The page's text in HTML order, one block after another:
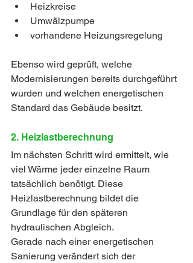
Heizkreise
Umwälzpumpe
vorhandene Heizungsregelung
Ebenso wird geprüft, welche
Modernisierungen bereits durchgeführt
wurden und welchen energetischen
Standard das Gebäude besitzt.
2. Heizlastberechnung
Im nächsten Schritt wird ermittelt, wie
viel Wärme jeder einzelne Raum
tatsächlich benötigt. Diese
Heizlastberechnung bildet die
Grundlage für den späteren
hydraulischen Abgleich.
Gerade nach einer energetischen
Sanierung verändert sich der